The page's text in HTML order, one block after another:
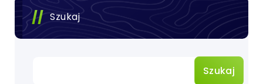
Szukaj
Szukaj